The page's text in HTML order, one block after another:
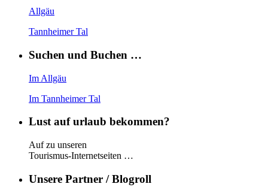
Allgäu
Tannheimer Tal
Suchen und Buchen …
Im Allgäu
Im Tannheimer Tal
Lust auf urlaub bekommen?
Auf zu unseren
Tourismus-Internetseiten …
Unsere Partner / Blogroll